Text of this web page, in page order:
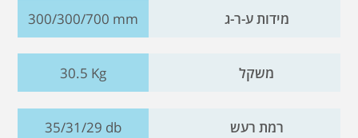
מידות ע-ר-ג 300/300/700 mm
משקל 30.5 Kg
רמת רעש 35/31/29 db